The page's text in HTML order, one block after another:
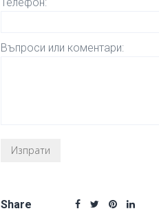
Въпроси или коментари:
Share